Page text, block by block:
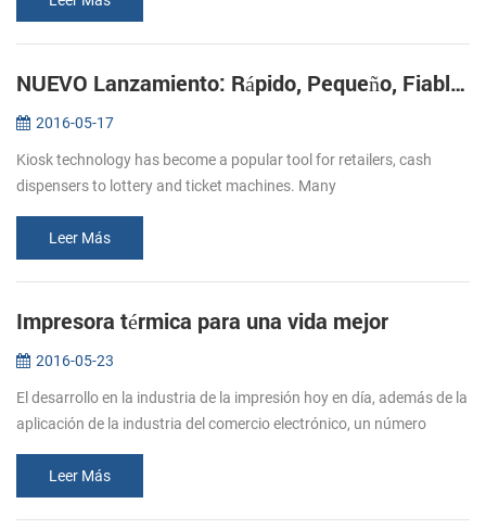
NUEVO Lanzamiento: Rápido, Pequeño, Fiable Impresoras de Kiosco KP-220
2016-05-17
Kiosk technology has become a popular tool for retailers, cash
dispensers to lottery and ticket machines. Many
make their customers’ e...
Leer Más
Impresora térmica para una vida mejor
2016-05-23
El desarrollo en la industria de la impresión hoy en día, además de la
aplicación de la industria del comercio electrónico, un número
Leer Más